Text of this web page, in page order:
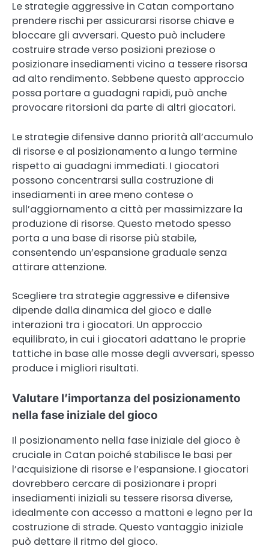
Le strategie aggressive in Catan comportano
prendere rischi per assicurarsi risorse chiave e
bloccare gli avversari. Questo può includere
costruire strade verso posizioni preziose o
posizionare insediamenti vicino a tessere risorsa
ad alto rendimento. Sebbene questo approccio
possa portare a guadagni rapidi, può anche
provocare ritorsioni da parte di altri giocatori.
Le strategie difensive danno priorità all’accumulo
di risorse e al posizionamento a lungo termine
rispetto ai guadagni immediati. I giocatori
possono concentrarsi sulla costruzione di
insediamenti in aree meno contese o
sull’aggiornamento a città per massimizzare la
produzione di risorse. Questo metodo spesso
porta a una base di risorse più stabile,
consentendo un’espansione graduale senza
attirare attenzione.
Scegliere tra strategie aggressive e difensive
dipende dalla dinamica del gioco e dalle
interazioni tra i giocatori. Un approccio
equilibrato, in cui i giocatori adattano le proprie
tattiche in base alle mosse degli avversari, spesso
produce i migliori risultati.
Valutare l’importanza del posizionamento
nella fase iniziale del gioco
Il posizionamento nella fase iniziale del gioco è
cruciale in Catan poiché stabilisce le basi per
l’acquisizione di risorse e l’espansione. I giocatori
dovrebbero cercare di posizionare i propri
insediamenti iniziali su tessere risorsa diverse,
idealmente con accesso a mattoni e legno per la
costruzione di strade. Questo vantaggio iniziale
può dettare il ritmo del gioco.